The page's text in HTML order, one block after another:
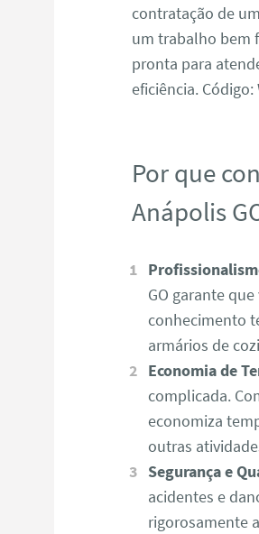
contratação de um
um trabalho bem
pronta para
eficiência. Código:
Por que
Anápolis
GO garante
conhecimento
armários de
Economia de
complicada.
economiza
outras
Segurança e
acidentes e
rigorosamente